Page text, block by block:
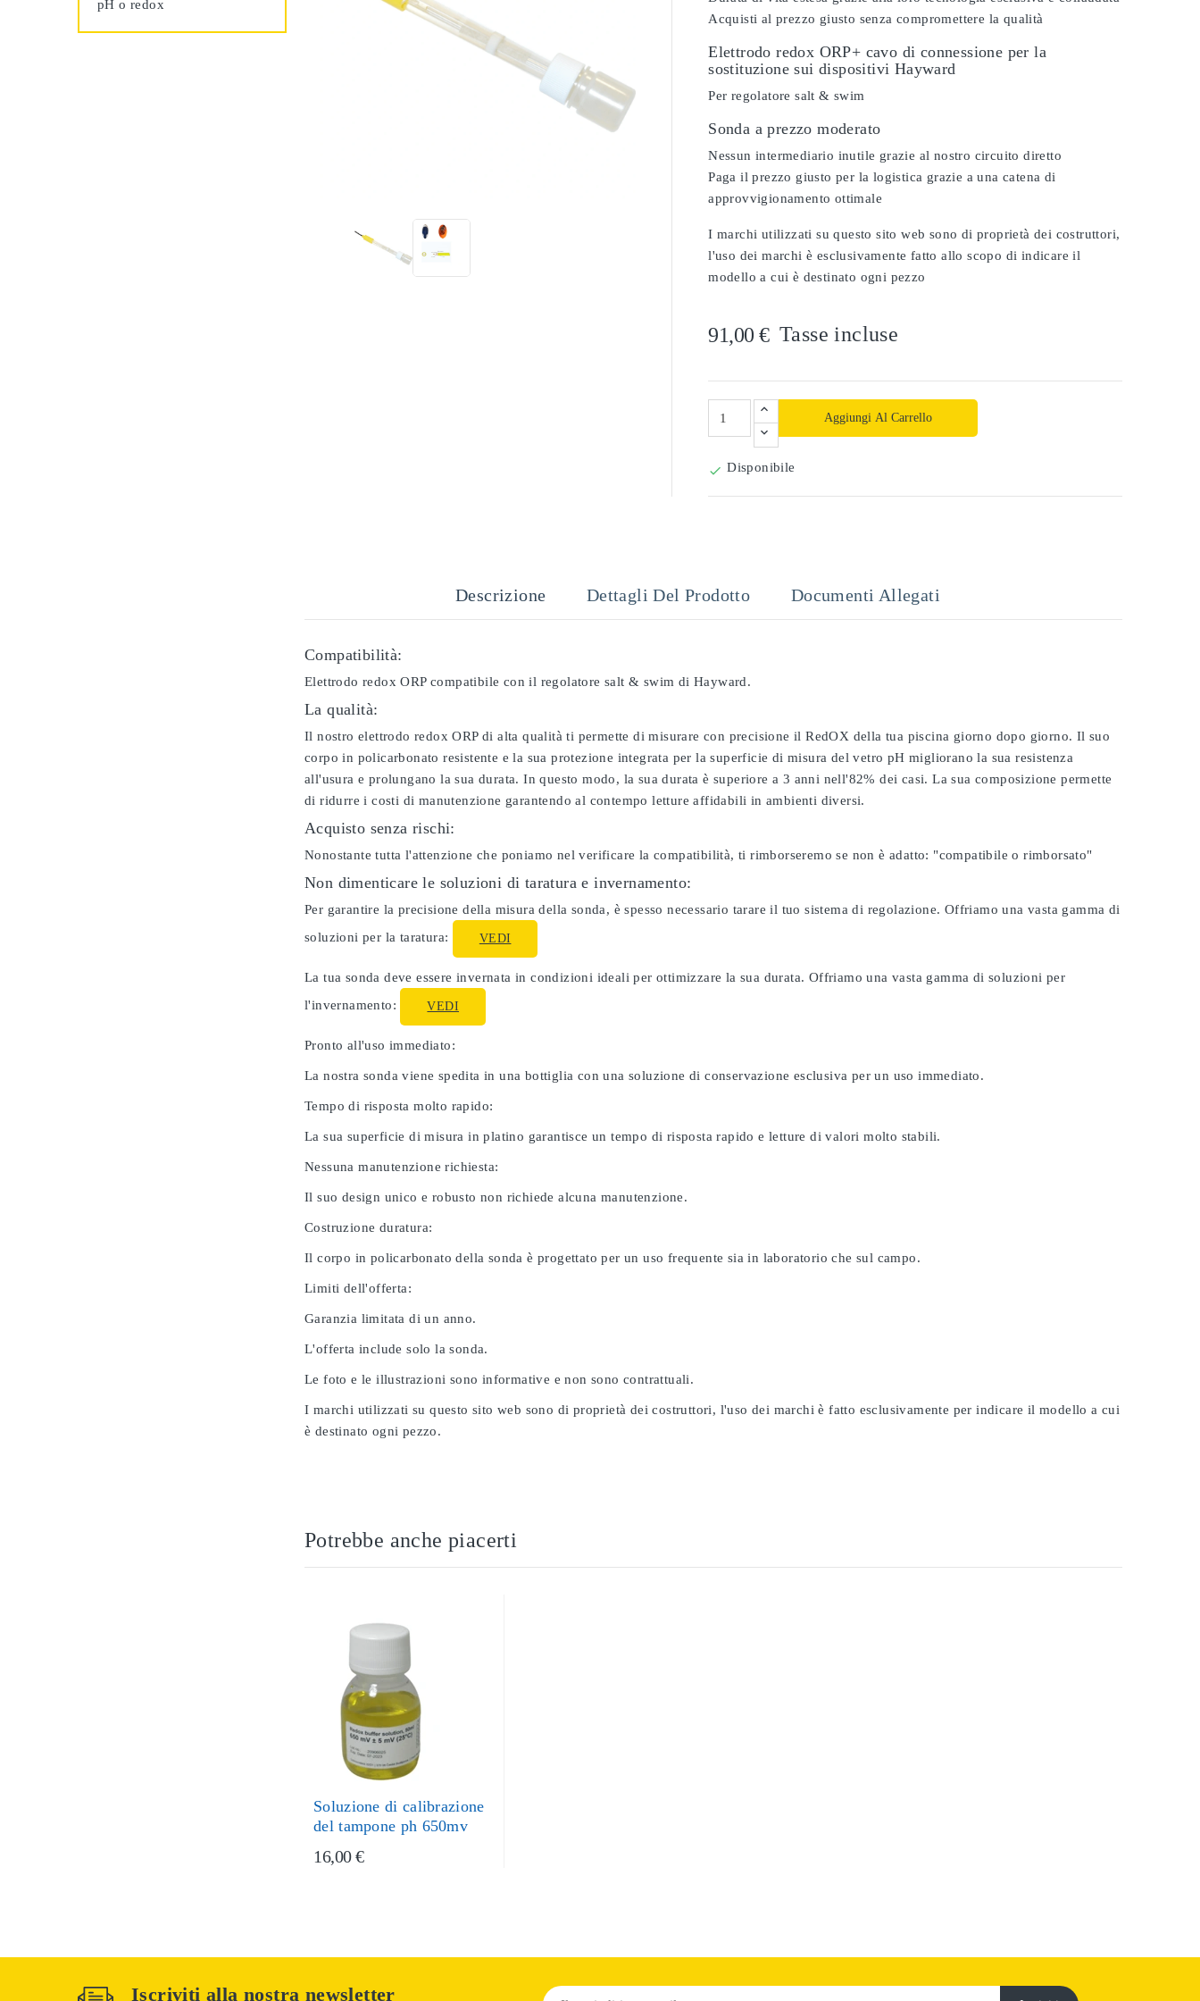
pH o redox
Acquisti al prezzo giusto senza compromettere la qualità
Elettrodo redox ORP+ cavo di connessione per la
sostituzione sui dispositivi Hayward
Per regolatore salt & swim
Sonda a prezzo moderato
Nessun intermediario inutile grazie al nostro circuito diretto
Paga il prezzo giusto per la logistica grazie a una catena di
approvvigionamento ottimale
I marchi utilizzati su questo sito web sono di proprietà dei costruttori,
l'uso dei marchi è esclusivamente fatto allo scopo di indicare il
modello a cui è destinato ogni pezzo
91,00 € Tasse incluse
Aggiungi Al Carrello
 Disponibile
Descrizione Dettagli Del Prodotto Documenti Allegati
Compatibilità:
Elettrodo redox ORP compatibile con il regolatore salt & swim di Hayward.
La qualità:
Il nostro elettrodo redox ORP di alta qualità ti permette di misurare con precisione il RedOX della tua piscina giorno dopo giorno. Il suo
corpo in policarbonato resistente e la sua protezione integrata per la superficie di misura del vetro pH migliorano la sua resistenza
all'usura e prolungano la sua durata. In questo modo, la sua durata è superiore a 3 anni nell'82% dei casi. La sua composizione permette
di ridurre i costi di manutenzione garantendo al contempo letture affidabili in ambienti diversi.
Acquisto senza rischi:
Nonostante tutta l'attenzione che poniamo nel verificare la compatibilità, ti rimborseremo se non è adatto: "compatibile o rimborsato"
Non dimenticare le soluzioni di taratura e invernamento:
Per garantire la precisione della misura della sonda, è spesso necessario tarare il tuo sistema di regolazione. Offriamo una vasta gamma di
soluzioni per la taratura:
VEDI
La tua sonda deve essere invernata in condizioni ideali per ottimizzare la sua durata. Offriamo una vasta gamma di soluzioni per
l'invernamento:
VEDI
Pronto all'uso immediato:
La nostra sonda viene spedita in una bottiglia con una soluzione di conservazione esclusiva per un uso immediato.
Tempo di risposta molto rapido:
La sua superficie di misura in platino garantisce un tempo di risposta rapido e letture di valori molto stabili.
Nessuna manutenzione richiesta:
Il suo design unico e robusto non richiede alcuna manutenzione.
Costruzione duratura:
Il corpo in policarbonato della sonda è progettato per un uso frequente sia in laboratorio che sul campo.
Limiti dell'offerta:
Garanzia limitata di un anno.
L'offerta include solo la sonda.
Le foto e le illustrazioni sono informative e non sono contrattuali.
I marchi utilizzati su questo sito web sono di proprietà dei costruttori, l'uso dei marchi è fatto esclusivamente per indicare il modello a cui
è destinato ogni pezzo.
Potrebbe anche piacerti
Soluzione di calibrazione
del tampone ph 650mv
16,00 €
Iscriviti alla nostra newsletter